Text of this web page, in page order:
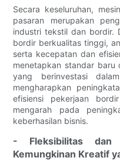
Secara keseluruhan,
pasaran merupakan
industri tekstil dan bordir.
bordir berkualitas tinggi,
serta kecepatan dan
menetapkan standar baru
yang berinvestasi
mengharapkan
efisiensi pekerjaan
mengarah pada
keberhasilan bisnis.
- Fleksibilitas dan
Kemungkinan Kreatif